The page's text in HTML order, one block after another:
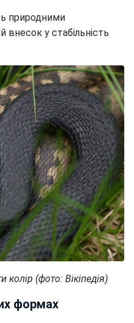
природними
внесок у стабільність
(фото: Вікіпедія)
формах